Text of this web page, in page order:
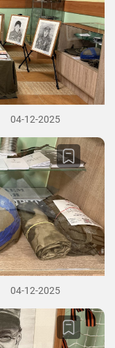
04-12-2025
04-12-2025